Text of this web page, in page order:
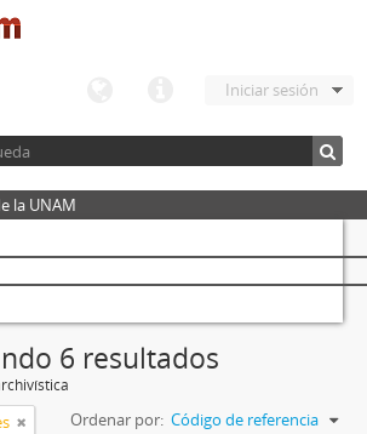
Iniciar sesión
la UNAM
6 resultados
Ordenar por: Código de referencia